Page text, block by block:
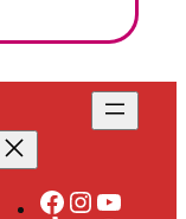
Facebook